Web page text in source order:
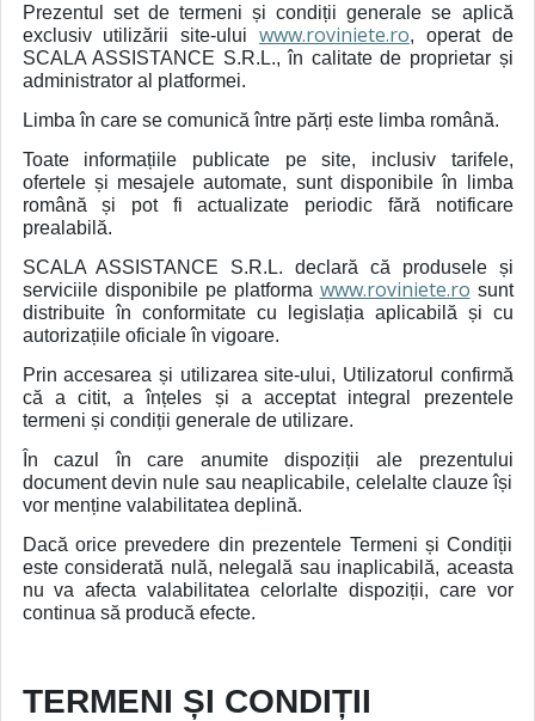
Prezentul set de termeni și condiții generale se aplică
exclusiv utilizării site-ului www.roviniete.ro, operat de
SCALA ASSISTANCE S.R.L., în calitate de proprietar și
administrator al platformei.
Limba în care se comunică între părți este limba română.
Toate informațiile publicate pe site, inclusiv tarifele,
ofertele și mesajele automate, sunt disponibile în limba
română și pot fi actualizate periodic fără notificare
prealabilă.
SCALA ASSISTANCE S.R.L. declară că produsele și
serviciile disponibile pe platforma www.roviniete.ro sunt
distribuite în conformitate cu legislația aplicabilă și cu
autorizațiile oficiale în vigoare.
Prin accesarea și utilizarea site-ului, Utilizatorul confirmă
că a citit, a înțeles și a acceptat integral prezentele
termeni și condiții generale de utilizare.
În cazul în care anumite dispoziții ale prezentului
document devin nule sau neaplicabile, celelalte clauze își
vor menține valabilitatea deplină.
Dacă orice prevedere din prezentele Termeni și Condiții
este considerată nulă, nelegală sau inaplicabilă, aceasta
nu va afecta valabilitatea celorlalte dispoziții, care vor
continua să producă efecte.
TERMENI ȘI CONDIȚII